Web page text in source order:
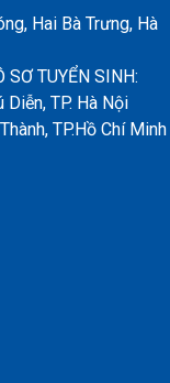
Hai Bà Trưng, Hà
SƠ TUYỂN SINH:
TP. Hà Nội
TP.Hồ Chí Minh